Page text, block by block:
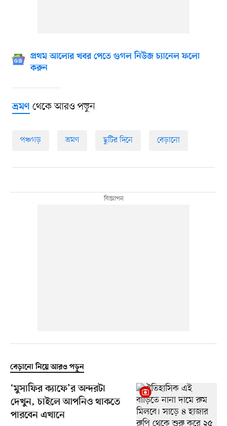
প্রথম আলোর খবর পেতে গুগল নিউজ চ্যানেল ফলো
করুন
ভ্রমণথেকে আরও পড়ুন
পঞ্চগড় ভ্রমণ ছুটির দিনে বেড়ানো
বেড়ানো নিয়ে আরও পড়ুন
‘মুসাফির ক্যাফে’র অন্দরটা
দেখুন, চাইলে আপনিও থাকতে
পারবেন এখানে